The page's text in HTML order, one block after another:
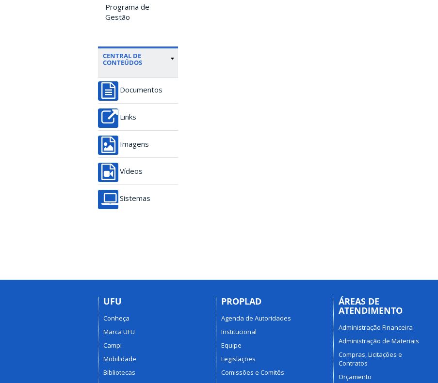
Programa de
Gestão
CENTRAL DE
CONTEÚDOS
Documentos
Links
Imagens
Vídeos
Sistemas
UFU
Conheça
Marca UFU
Campi
Mobilidade
Bibliotecas
PROPLAD
Agenda de Autoridades
Institucional
Equipe
Legislações
Comissões e Comitês
ÁREAS DE
ATENDIMENTO
Administração Financeira
Administração de Materiais
Compras, Licitações e
Contratos
Orçamento